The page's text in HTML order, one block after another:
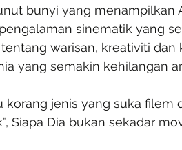
bunyi yang menampilkan
sinematik yang
warisan, kreativiti
yang semakin kehilangan
korang jenis yang suka
Siapa Dia bukan sekadar